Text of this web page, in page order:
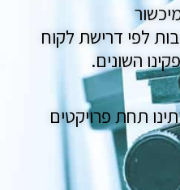
לפי דרישת לקוח
השונים.
תחת פרויקטים